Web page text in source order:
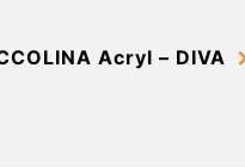
Acryl – DIVA